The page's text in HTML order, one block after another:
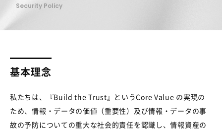
Security Policy
基本理念
私たちは、『Build the Trust』というCore Value の実現の
ため、情報・データの価値（重要性）及び情報・データの事
故の予防についての重大な社会的責任を認識し、情報資産の